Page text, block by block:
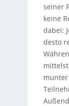
seiner
keine
dabei:
desto
munter